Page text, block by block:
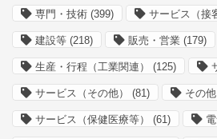
専門・技術 (399) サービス（接
建設等 (218) 販売・営業 (179)
生産・行程（工業関連） (125)
サービス（その他） (81) その他
サービス（保健医療等） (61)